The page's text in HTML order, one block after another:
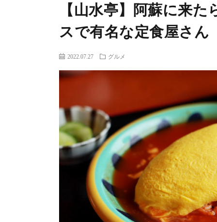
【山水亭】阿蘇に来
スで有名な定食屋さん
2022.07.27 グルメ